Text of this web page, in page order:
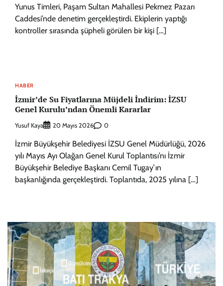
Yunus Timleri, Paşam Sultan Mahallesi Pekmez Pazarı
Caddesi’nde denetim gerçekleştirdi. Ekiplerin yaptığı
kontroller sırasında şüpheli görülen bir kişi […]
HABER
İzmir’de Su Fiyatlarına Müjdeli İndirim: İZSU
Genel Kurulu’ndan Önemli Kararlar
Yusuf Kaya 20 Mayıs 2026 0
İzmir Büyükşehir Belediyesi İZSU Genel Müdürlüğü, 2026
yılı Mayıs Ayı Olağan Genel Kurul Toplantısı’nı İzmir
Büyükşehir Belediye Başkanı Cemil Tugay’ın
başkanlığında gerçekleştirdi. Toplantıda, 2025 yılına […]